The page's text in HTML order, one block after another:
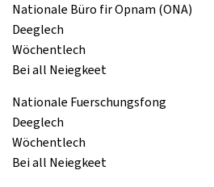
Nationale Büro fir Opnam (ONA)
Deeglech
Wöchentlech
Bei all Neiegkeet
Nationale Fuerschungsfong
Deeglech
Wöchentlech
Bei all Neiegkeet